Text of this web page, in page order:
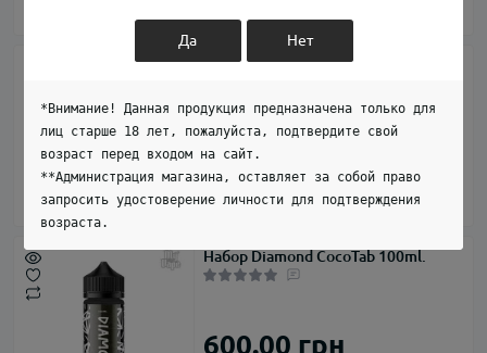
Набор Chaser Lux Balance Vitamin
350.00 грн
Набор Diamond CocoTab 100ml.
600.00 грн
Да Нет
*Внимание! Данная продукция предназначена только для
лиц старше 18 лет, пожалуйста, подтвердите свой
возраст перед входом на сайт.
**Администрация магазина, оставляет за собой право
запросить удостоверение личности для подтверждения
возраста.